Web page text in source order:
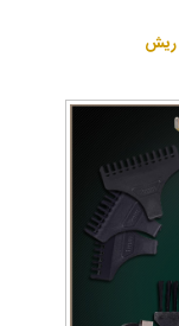
ریش